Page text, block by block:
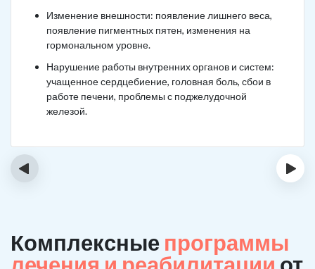
Изменение внешности: появление лишнего веса,
появление пигментных пятен, изменения на
гормональном уровне.
Нарушение работы внутренних органов и систем:
учащенное сердцебиение, головная боль, сбои в
работе печени, проблемы с поджелудочной
железой.
‹ ›
Комплексные программы